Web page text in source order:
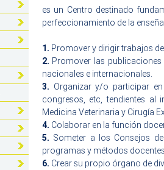
es un Centro destinado
perfeccionamiento de la
1. Promover y dirigir trabajos
2. Promover las
nacionales e internacionales.
3. Organizar y/o participar
congresos, etc, tendientes
Medicina Veterinaria y Cirugía
4. Colaborar en la función
5. Someter a los Consejos
programas y métodos
6. Crear su propio órgano de